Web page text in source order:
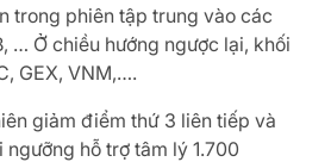
trong phiên tập trung vào các
… Ở chiều hướng ngược lại, khối
GEX, VNM,….
giảm điểm thứ 3 liên tiếp và
hỗ trợ tâm lý 1.700